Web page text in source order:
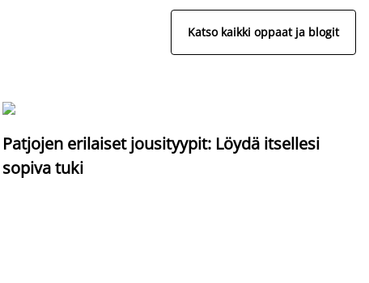
Katso kaikki oppaat ja blogit
Patjojen erilaiset jousityypit: Löydä itsellesi
sopiva tuki